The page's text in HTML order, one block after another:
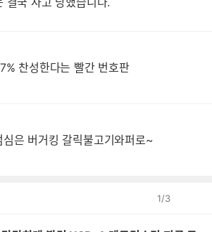
찬성한다는 빨간 번호판
심은 버거킹 갈릭불고기와퍼로~
1/3